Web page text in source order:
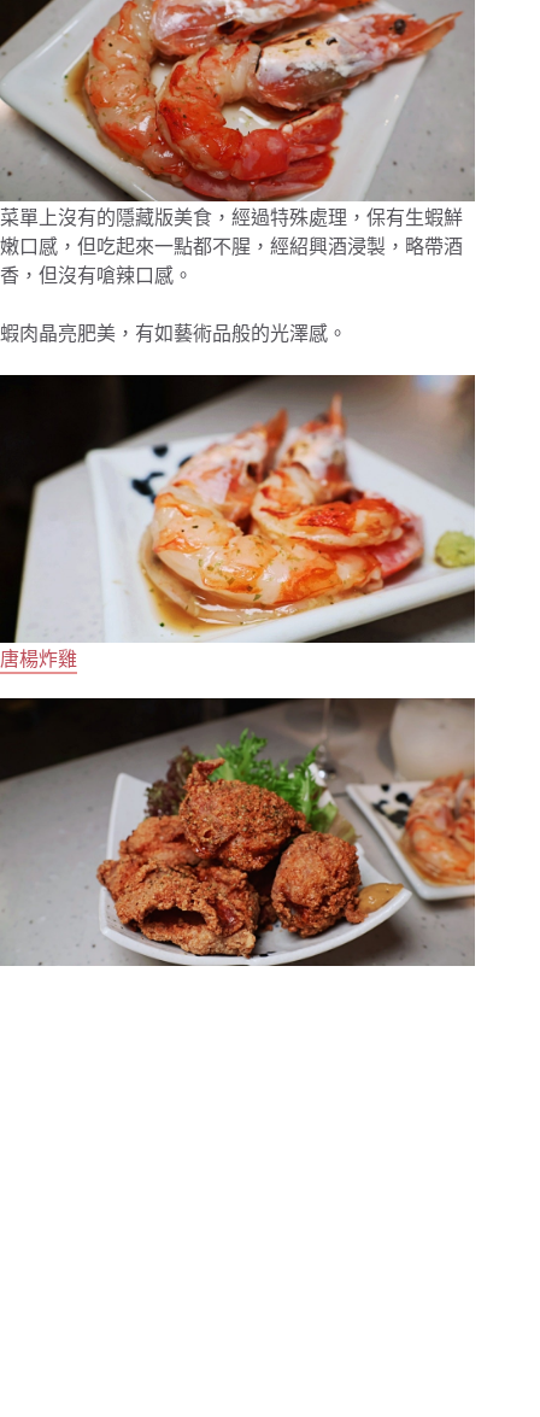
菜單上沒有的隱藏版美食，經過特殊處理，保有生蝦鮮
嫩口感，但吃起來一點都不腥，經紹興酒浸製，略帶酒
香，但沒有嗆辣口感。
蝦肉晶亮肥美，有如藝術品般的光澤感。
唐楊炸雞